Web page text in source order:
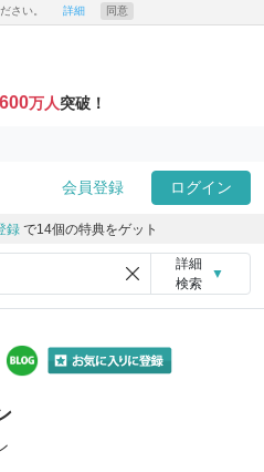
さい。 詳細 同意
万人突破！
会員登録 ログイン
録 で14個の特典をゲット
詳細
検索
▼